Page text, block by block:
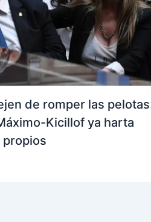
de romper las
Kicillof ya harta
propios